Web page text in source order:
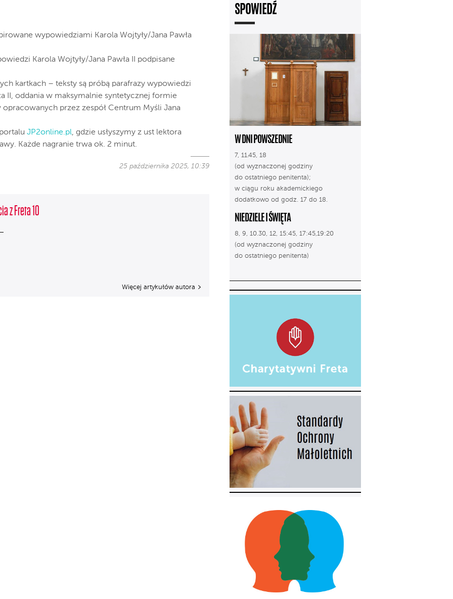
wypowiedziami Karola Wojtyły/Jana Pawła
Karola Wojtyły/Jana Pawła II podpisane
kartkach – teksty są próbą parafrazy wypowiedzi
II, oddania w maksymalnie syntetycznej formie
przez zespół Centrum Myśli Jana
JP2online.pl, gdzie usłyszymy z ust lektora
Każde nagranie trwa ok. 2 minut.
25 października 2025, 10:39
z Freta 10
Więcej artykułów autora
SPOWIEDŹ
W DNI POWSZEDNIE
7, 11.45, 18
(od wyznaczonej godziny
do ostatniego penitenta);
w ciągu roku akademickiego
dodatkowo od godz. 17 do 18.
NIEDZIELE I ŚWIĘTA
8, 9, 10.30, 12, 15:45, 17:45,19:20
(od wyznaczonej godziny
do ostatniego penitenta)